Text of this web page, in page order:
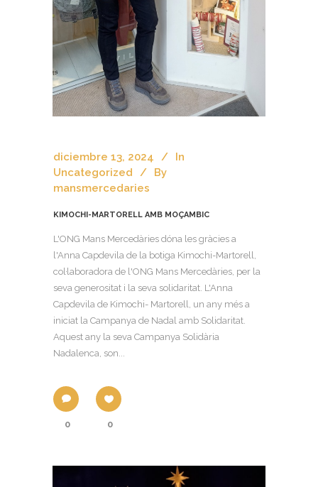
diciembre 13, 2024
In
Uncategorized
By
mansmercedaries
KIMOCHI-MARTORELL AMB MOÇAMBIC
L'ONG Mans Mercedàries dóna les gràcies a
l'Anna Capdevila de la botiga Kimochi-Martorell,
col·laboradora de l'ONG Mans Mercedàries, per la
seva generositat i la seva solidaritat. L'Anna
Capdevila de Kimochi- Martorell, un any més a
iniciat la Campanya de Nadal amb Solidaritat.
Aquest any la seva Campanya Solidària
Nadalenca, son...
0 0